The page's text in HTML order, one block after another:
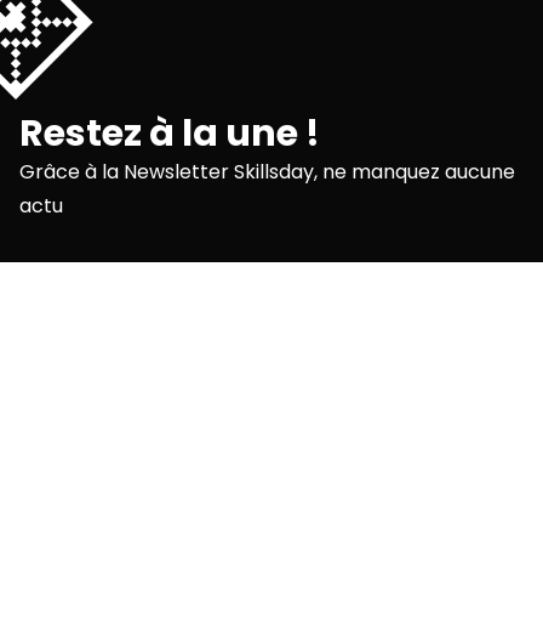
Restez à la une !
Grâce à la Newsletter Skillsday, ne manquez aucune
actu